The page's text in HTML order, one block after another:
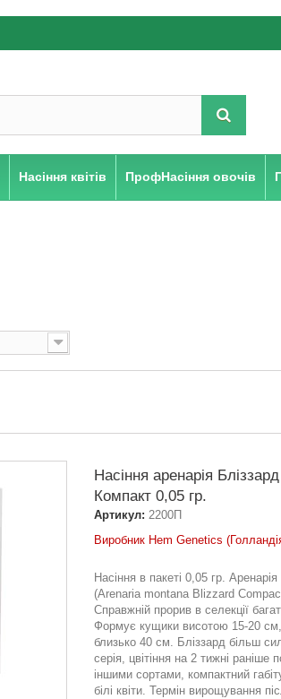
Насіння квітів ПрофНасіння овочів
Насіння аренарія Бліззард
Компакт 0,05 гр.
Артикул: 2200П
Виробник Hem Genetics
Насіння в пакеті 0,05 гр.
(Arenaria montana Blizzard
Справжній прорив в селекції
Формує кущики висотою 15-20
близько 40 см. Бліззард більш
серія, цвітіння на 2 тижні раніше
іншими сортами, компактний
білі квіти. Термін вирощування